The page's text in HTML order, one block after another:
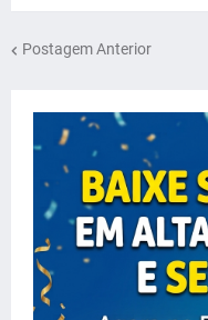
Postagem Anterior